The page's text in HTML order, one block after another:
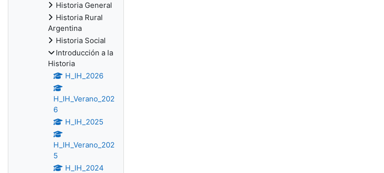
Historia General
Historia Rural
Argentina
Historia Social
Introducción a la
Historia
H_IH_2026
H_IH_Verano_202
6
H_IH_2025
H_IH_Verano_202
5
H_IH_2024